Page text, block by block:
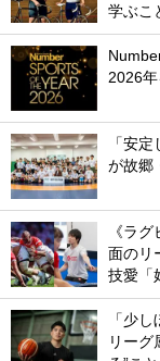
学ぶこ
2026
「安
が故郷
《ラ
面のリ
技愛「
「少
リーグ